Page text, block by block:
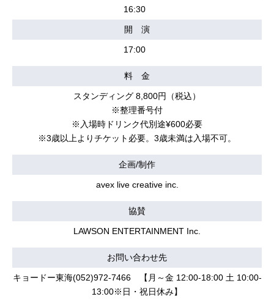
16:30
開 演
17:00
料 金
スタンディング 8,800円（税込）
※整理番号付
※入場時ドリンク代別途¥600必要
※3歳以上よりチケット必要。3歳未満は入場不可。
企画/制作
avex live creative inc.
協賛
LAWSON ENTERTAINMENT Inc.
お問い合わせ先
キョードー東海(052)972-7466 【月～金 12:00-18:00 土 10:00-
13:00※日・祝日休み】